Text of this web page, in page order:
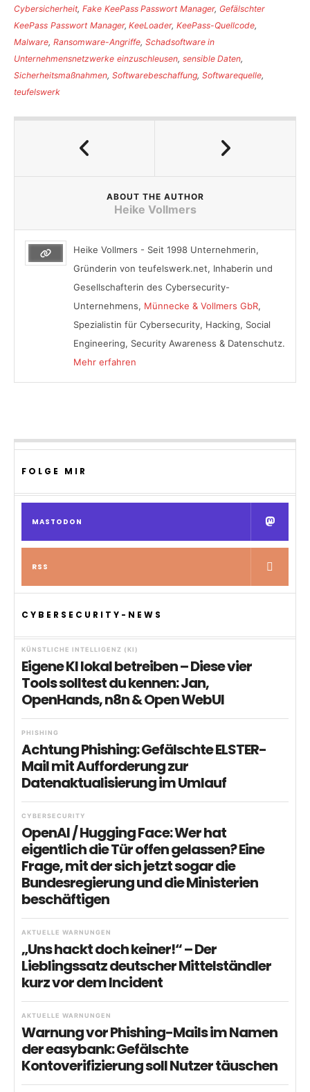
Cybersicherheit, Fake KeePass Passwort Manager, Gefälschter
KeePass Passwort Manager,KeeLoader,KeePass-Quellcode,
Malware, Ransomware-Angriffe, Schadsoftware in
Unternehmensnetzwerke einzuschleusen, sensible Daten,
Sicherheitsmaßnahmen, Softwarebeschaffung, Softwarequelle,
teufelswerk
ABOUT THE AUTHOR
Heike Vollmers
Heike Vollmers - Seit 1998 Unternehmerin,
Gründerin von teufelswerk.net, Inhaberin und
Gesellschafterin des Cybersecurity-
Unternehmens, Münnecke & Vollmers GbR,
Spezialistin für Cybersecurity, Hacking, Social
Engineering, Security Awareness & Datenschutz.
Mehr erfahren
FOLGE MIR
MASTODON
RSS
CYBERSECURITY-NEWS
KÜNSTLICHE INTELLIGENZ (KI)
Eigene KI lokal betreiben – Diese vier
Tools solltest du kennen: Jan,
OpenHands, n8n & Open WebUI
PHISHING
Achtung Phishing: Gefälschte ELSTER-
Mail mit Aufforderung zur
Datenaktualisierung im Umlauf
CYBERSECURITY
OpenAI / Hugging Face: Wer hat
eigentlich die Tür offen gelassen? Eine
Frage, mit der sich jetzt sogar die
Bundesregierung und die Ministerien
beschäftigen
AKTUELLE WARNUNGEN
„Uns hackt doch keiner!“ – Der
Lieblingssatz deutscher Mittelständler
kurz vor dem Incident
AKTUELLE WARNUNGEN
Warnung vor Phishing-Mails im Namen
der easybank: Gefälschte
Kontoverifizierung soll Nutzer täuschen